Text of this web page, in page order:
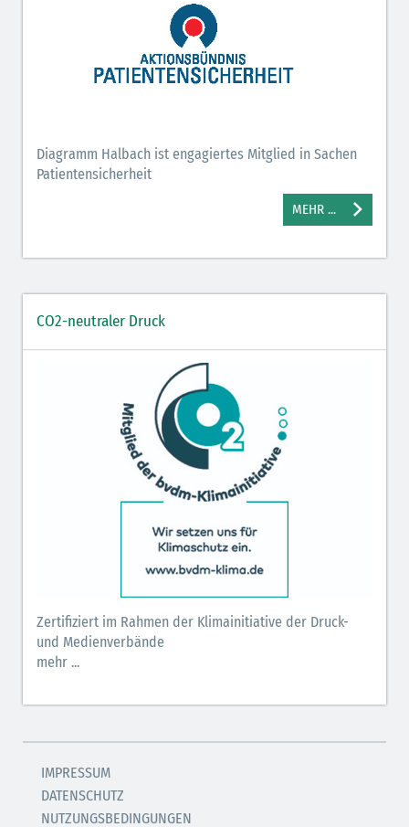
Diagramm Halbach ist engagiertes Mitglied in Sachen
Patientensicherheit
MEHR ...
CO2-neutraler Druck
Zertifiziert im Rahmen der Klimainitiative der Druck-
und Medienverbände
mehr ...
IMPRESSUM
DATENSCHUTZ
NUTZUNGSBEDINGUNGEN